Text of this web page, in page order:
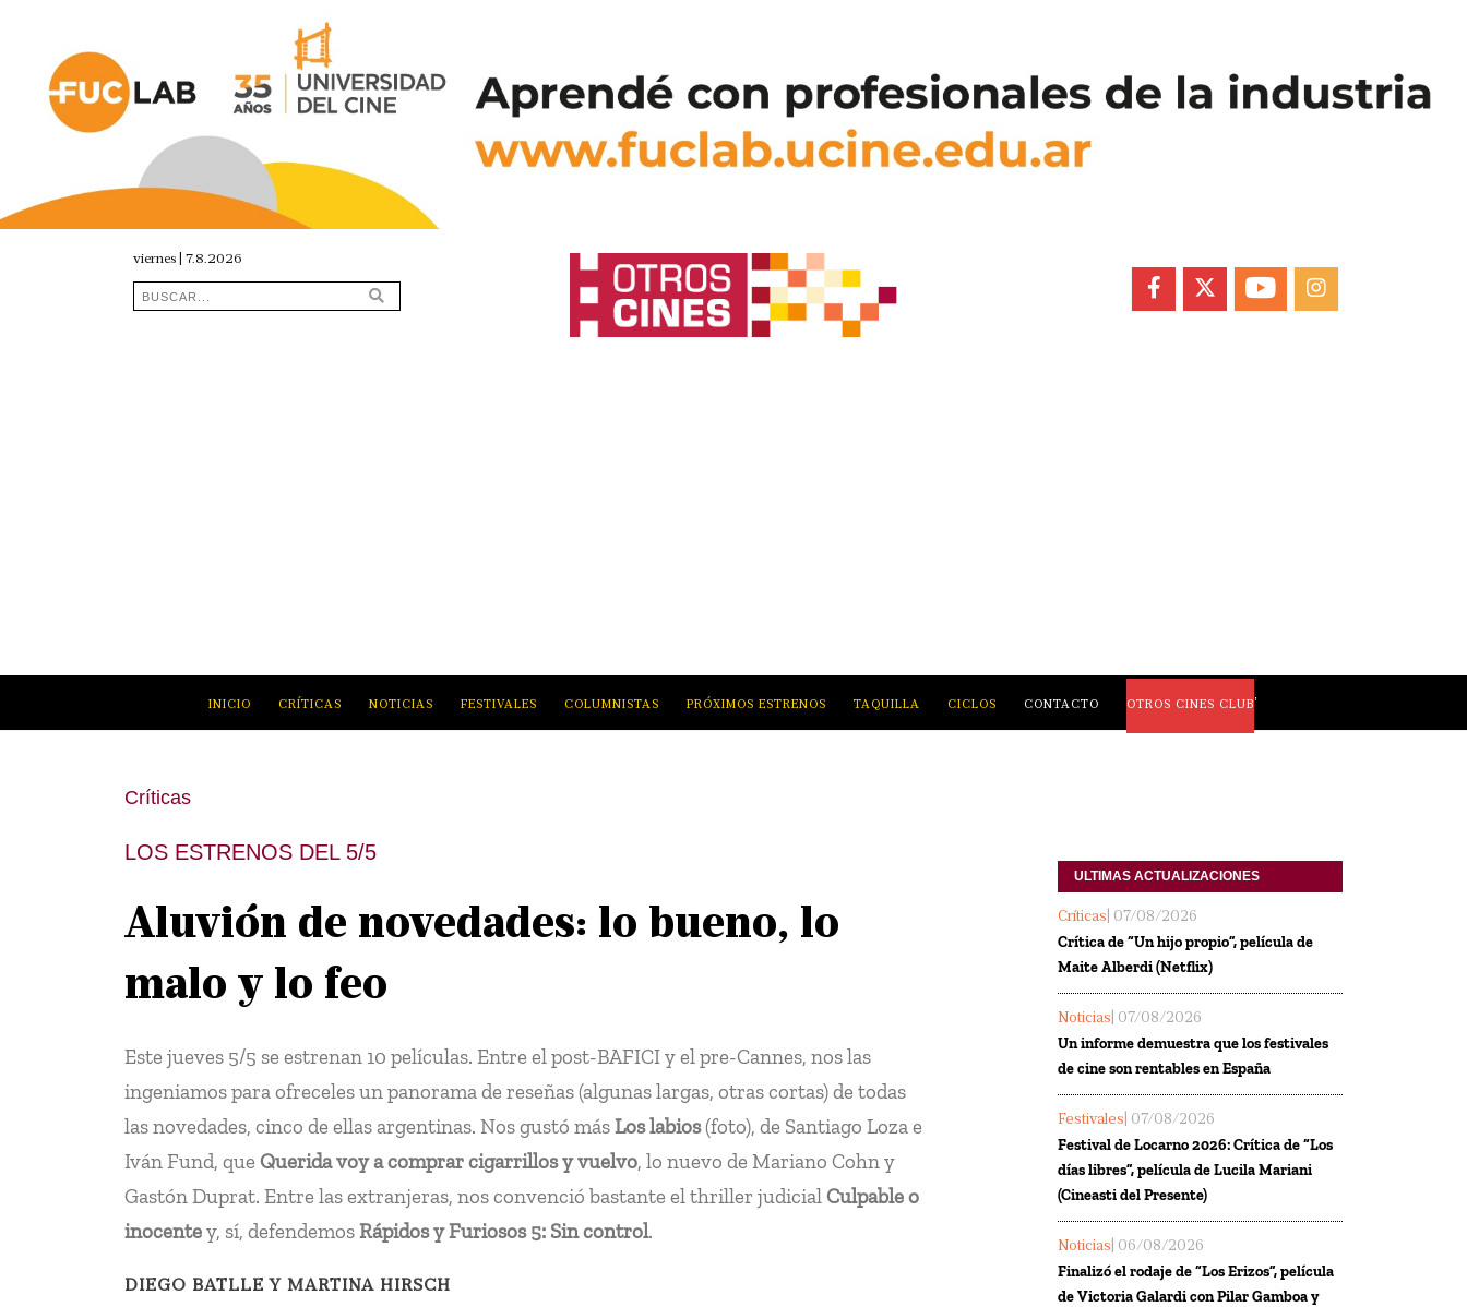
viernes | 7.8.2026
FACEBOOKYOUTUBEINSTAGRAM
INICIO CRÍTICAS NOTICIAS FESTIVALES COLUMNISTAS PRÓXIMOS ESTRENOS TAQUILLA CICLOS CONTACTO OTROS CINES CLUB
Críticas
LOS ESTRENOS DEL 5/5
Aluvión de novedades: lo bueno, lo
malo y lo feo
Este jueves 5/5 se estrenan 10 películas. Entre el post-BAFICI y el pre-Cannes, nos las
ingeniamos para ofreceles un panorama de reseñas (algunas largas, otras cortas) de todas
las novedades, cinco de ellas argentinas. Nos gustó másLos labios(foto), de Santiago Loza e
Iván Fund, que Querida voy a comprar cigarrillos y vuelvo, lo nuevo de Mariano Cohn y
Gastón Duprat. Entre las extranjeras, nos convenció bastante el thriller judicialCulpable o
inocentey, sí, defendemosRápidos y Furiosos 5: Sin control.
DIEGO BATLLE Y MARTINA HIRSCH
ULTIMAS ACTUALIZACIONES
Críticas | 07/08/2026
Crítica de “Un hijo propio”, película de
Maite Alberdi (Netflix)
Noticias | 07/08/2026
Un informe demuestra que los festivales
de cine son rentables en España
Festivales | 07/08/2026
Festival de Locarno 2026: Crítica de “Los
días libres”, película de Lucila Mariani
(Cineasti del Presente)
Noticias | 06/08/2026
Finalizó el rodaje de “Los Erizos”, película
de Victoria Galardi con Pilar Gamboa y